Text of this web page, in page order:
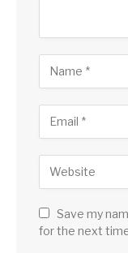
Save my
for the next